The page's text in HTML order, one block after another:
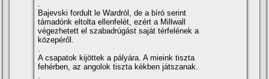
Bajevski fordult le Wardról, de a bí­ró serint
támadónk eltolta ellenfelét, ezért a Millwall
végezhetett el szabadrúgást saját térfelének a
közepéről.
A csapatok kijöttek a pályára. A mieink tiszta
fehérben, az angolok tiszta kékben játszanak.